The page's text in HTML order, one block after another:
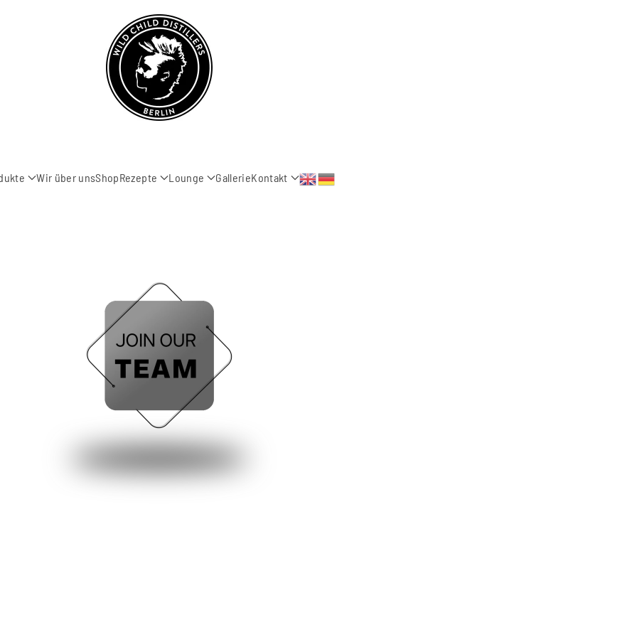
Wir über unsShopRezepte Lounge GallerieKontakt